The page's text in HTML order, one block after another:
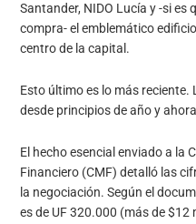
Santander, NIDO Lucía y -si es
compra- el emblemático
centro de la capital.
Esto último es lo más
desde principios de año y
El hecho esencial enviado a la
Financiero (CMF) detalló las
la negociación. Según el
es de UF 320.000 (más de $12